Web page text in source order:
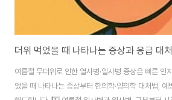
여름철 무더위로 인한 열사병·일사병 증상은 빠른 인
었을 때 나타나는 증상부터 한의학·양의학 대처법, 예